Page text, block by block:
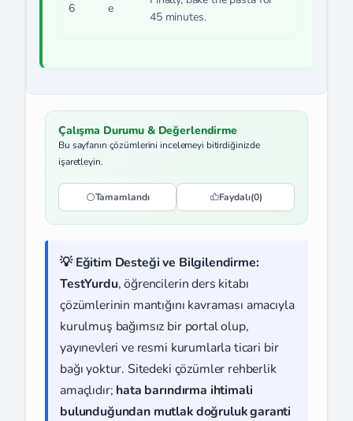
6 e
45 minutes.
Çalışma Durumu & Değerlendirme
Bu sayfanın çözümlerini incelemeyi bitirdiğinizde
işaretleyin.
Tamamlandı Faydalı(0)
💡 Eğitim Desteği ve Bilgilendirme:
TestYurdu, öğrencilerin ders kitabı
çözümlerinin mantığını kavraması amacıyla
kurulmuş bağımsız bir portal olup,
yayınevleri ve resmi kurumlarla ticari bir
bağı yoktur. Sitedeki çözümler rehberlik
amaçlıdır; hata barındırma ihtimali
bulunduğundan mutlak doğruluk garanti